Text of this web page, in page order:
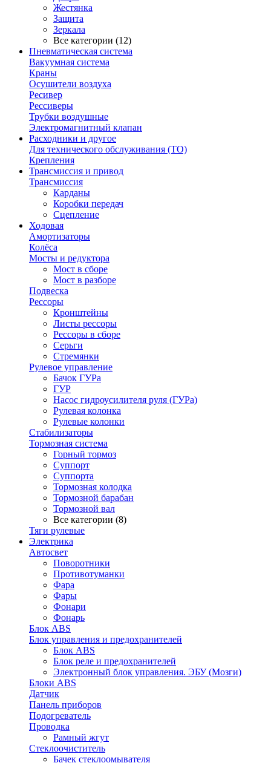
Жестянка
Защита
Зеркала
Все категории (12)
Пневматическая система
Вакуумная система
Краны
Осушители воздуха
Ресивер
Рессиверы
Трубки воздушные
Электромагнитный клапан
Расходники и другое
Для технического обслуживания (ТО)
Крепления
Трансмиссия и привод
Трансмиссия
Карданы
Коробки передач
Сцепление
Ходовая
Амортизаторы
Колёса
Мосты и редуктора
Мост в сборе
Мост в разборе
Подвеска
Рессоры
Кронштейны
Листы рессоры
Рессоры в сборе
Серьги
Стремянки
Рулевое управление
Бачок ГУРа
ГУР
Насос гидроусилителя руля (ГУРа)
Рулевая колонка
Рулевые колонки
Стабилизаторы
Тормозная система
Горный тормоз
Суппорт
Суппорта
Тормозная колодка
Тормозной барабан
Тормозной вал
Все категории (8)
Тяги рулевые
Электрика
Автосвет
Поворотники
Противотуманки
Фара
Фары
Фонари
Фонарь
Блок ABS
Блок управления и предохранителей
Блок ABS
Блок реле и предохранителей
Электронный блок управления. ЭБУ (Мозги)
Блоки ABS
Датчик
Панель приборов
Подогреватель
Проводка
Рамный жгут
Стеклоочиститель
Бачек стеклоомывателя